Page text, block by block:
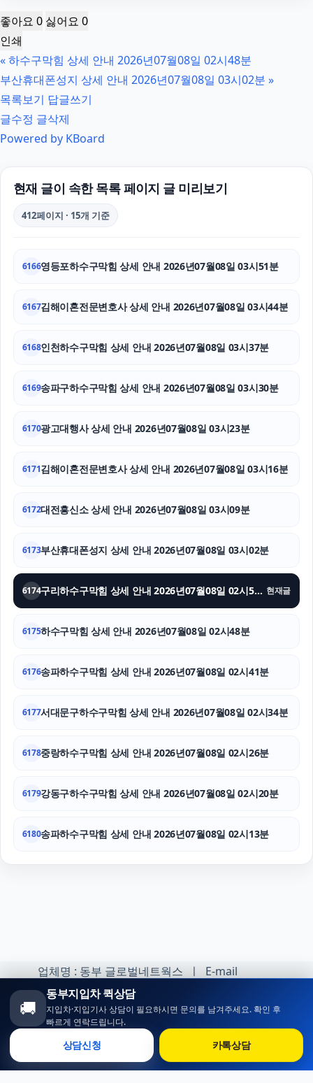
대전흥신소
인천형사전문변호사
용인변호사
구로하수구막힘
마포구하수구막힘
구미이혼전문변호사
기아 EV3 장기렌트
좋아요 0 싫어요 0
인쇄
«하수구막힘 상세 안내 2026년07월08일 02시48분
부산휴대폰성지 상세 안내 2026년07월08일 03시02분 »
목록보기 답글쓰기
글수정 글삭제
Powered by KBoard
현재 글이 속한 목록 페이지 글 미리보기
412페이지 · 15개 기준
6166영등포하수구막힘 상세 안내 2026년07월08일 03시51분
6167김해이혼전문변호사 상세 안내 2026년07월08일 03시44분
6168인천하수구막힘 상세 안내 2026년07월08일 03시37분
6169송파구하수구막힘 상세 안내 2026년07월08일 03시30분
6170광고대행사 상세 안내 2026년07월08일 03시23분
6171김해이혼전문변호사 상세 안내 2026년07월08일 03시16분
6172대전흥신소 상세 안내 2026년07월08일 03시09분
6173부산휴대폰성지 상세 안내 2026년07월08일 03시02분
6174 구리하수구막힘 상세 안내 2026년07월08일 02시55분 현재글
6175하수구막힘 상세 안내 2026년07월08일 02시48분
6176송파하수구막힘 상세 안내 2026년07월08일 02시41분
6177서대문구하수구막힘 상세 안내 2026년07월08일 02시34분
6178중랑하수구막힘 상세 안내 2026년07월08일 02시26분
6179강동구하수구막힘 상세 안내 2026년07월08일 02시20분
6180송파하수구막힘 상세 안내 2026년07월08일 02시13분
업체명 : 동부 글로벌네트웍스 ㅣ E-mail
:minhoh1@naver.com
카카오톡 오픈채팅 :
https://open.kakao.com/o/sqlsXOji
Copyright ⓒ 동부 지입차 All rights reserved.
🚚
동부지입차 퀵상담
지입차·지입기사 상담이 필요하시면 문의를 남겨주세요. 확인 후
빠르게 연락드립니다.
상담신청 카톡상담